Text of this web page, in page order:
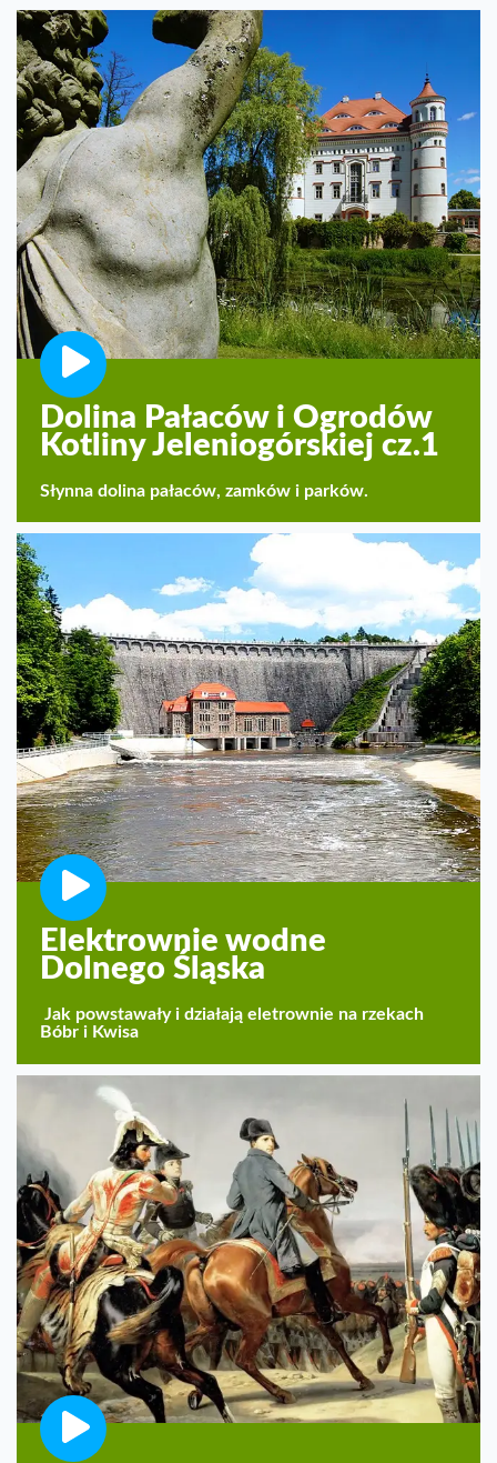
Dolina Pałaców i Ogrodów
Kotliny Jeleniogórskiej cz.1
Słynna dolina pałaców, zamków i parków.
Elektrownie wodne
Dolnego Śląska
Jak powstawały i działają eletrownie na rzekach
Bóbr i Kwisa